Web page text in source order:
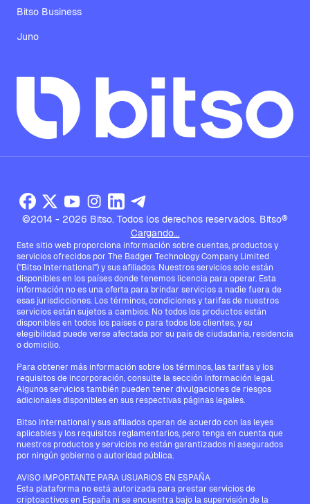
Bitso Business
Juno
©2014 - 2026 Bitso. Todos los derechos reservados. Bitso®
Cargando...
Este sitio web proporciona información sobre cuentas, productos y
servicios ofrecidos por The Badger Technology Company Limited
("Bitso International") y sus afiliados. Nuestros servicios solo están
disponibles en los países donde tenemos licencia para operar. Esta
información no es una oferta para brindar servicios a nadie fuera de
esas jurisdicciones. Los términos, condiciones y tarifas de nuestros
servicios están sujetos a cambios. No todos los productos están
disponibles en todos los países o para todos los clientes, y su
elegibilidad puede verse afectada por su país de ciudadanía, residencia
o domicilio.
Para obtener más información sobre los términos, las tarifas y los
requisitos de incorporación, consulte la sección Información legal.
Algunos servicios también pueden tener divulgaciones de riesgos
adicionales disponibles en sus respectivas páginas legales.
Bitso International y sus afiliados operan de acuerdo con las leyes
aplicables y los requisitos reglamentarios, pero tenga en cuenta que
nuestros productos y servicios no están garantizados ni asegurados
por ningún gobierno o autoridad pública.
AVISO IMPORTANTE PARA USUARIOS EN ESPAÑA
Esta plataforma no está autorizada para prestar servicios de
criptoactivos en España ni se encuentra bajo la supervisión de la